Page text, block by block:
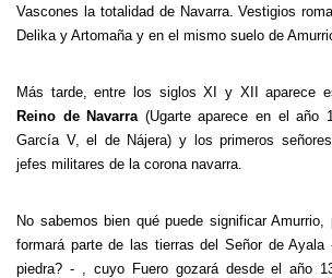
Vascones la totalidad de Navarra. Vestigios
Delika y Artomaña y en el mismo suelo de
Más tarde, entre los siglos XI y XII aparece
Reino de Navarra(Ugarte aparece en el año
García V, el de Nájera) y los primeros
jefes militares de la corona navarra.
No sabemos bien qué puede significar
formará parte de las tierras del Señor de
piedra? - , cuyo Fuero gozará desde el año